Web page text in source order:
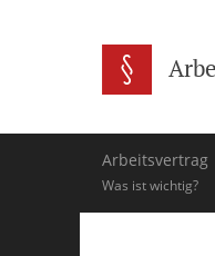
Arbeitsvertrag
Was ist wichtig?